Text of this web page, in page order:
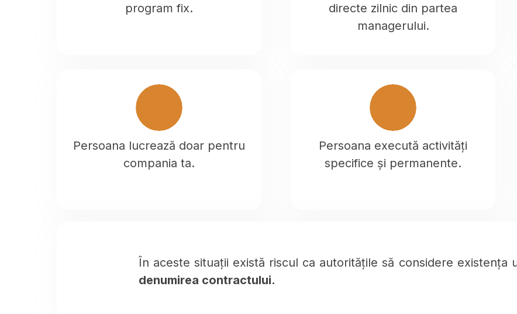
program fix.
directe zilnic din partea
managerului.
Persoana lucrează doar pentru
compania ta.
Persoana execută activități
specifice și permanente.
În aceste situații există riscul ca autoritățile să considere existența
denumirea contractului.